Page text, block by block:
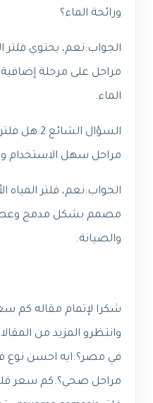
ورائحة الماء؟
الجواب:
مراحل على مرحلة
الماء.
السؤال الشائع 2:
مراحل سهل الاستخدام
الجواب:
مصمم بشكل مدمج
والصيانة.
شكرا لإتمام مقاله كم
وانتظرو المزيد من
في مصر؟.ايه احسن نوع
مراحل صحي؟.كم سعر